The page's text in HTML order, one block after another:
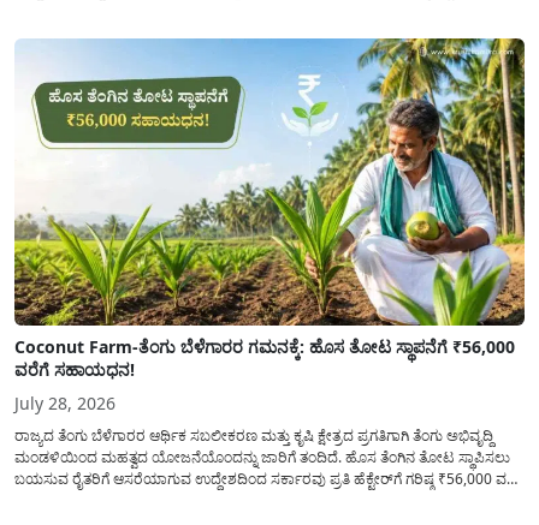
Coconut Farm-ತೆಂಗು ಬೆಳೆಗಾರರ ಗಮನಕ್ಕೆ: ಹೊಸ ತೋಟ ಸ್ಥಾಪನೆಗೆ ₹56,000
ವರೆಗೆ ಸಹಾಯಧನ!
July 28, 2026
ರಾಜ್ಯದ ತೆಂಗು ಬೆಳೆಗಾರರ ಆರ್ಥಿಕ ಸಬಲೀಕರಣ ಮತ್ತು ಕೃಷಿ ಕ್ಷೇತ್ರದ ಪ್ರಗತಿಗಾಗಿ ತೆಂಗು ಅಭಿವೃದ್ದಿ
ಮಂಡಳಿಯಿಂದ ಮಹತ್ವದ ಯೋಜನೆಯೊಂದನ್ನು ಜಾರಿಗೆ ತಂದಿದೆ. ಹೊಸ ತೆಂಗಿನ ತೋಟ ಸ್ಥಾಪಿಸಲು
ಬಯಸುವ ರೈತರಿಗೆ ಆಸರೆಯಾಗುವ ಉದ್ದೇಶದಿಂದ ಸರ್ಕಾರವು ಪ್ರತಿ ಹೆಕ್ಟೇರ್‌ಗೆ ಗರಿಷ್ಠ ₹56,000 ವರೆಗೆ